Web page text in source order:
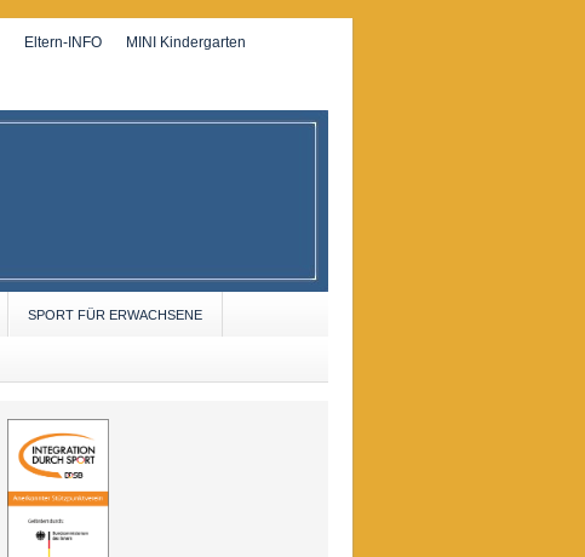
Eltern-INFO MINI Kindergarten
SPORT FÜR ERWACHSENE